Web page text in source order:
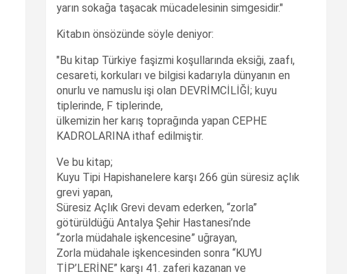
yarın sokağa taşacak mücadelesinin simgesidir."
Kitabın önsözünde söyle deniyor:
"Bu kitap Türkiye faşizmi koşullarında eksiği, zaafı,
cesareti, korkuları ve bilgisi kadarıyla dünyanın en
onurlu ve namuslu işi olan DEVRİMCİLİĞİ; kuyu
tiplerinde, F tiplerinde,
ülkemizin her karış toprağında yapan CEPHE
KADROLARINA ithaf edilmiştir.
Ve bu kitap;
Kuyu Tipi Hapishanelere karşı 266 gün süresiz açlık
grevi yapan,
Süresiz Açlık Grevi devam ederken, “zorla”
götürüldüğü Antalya Şehir Hastanesi’nde
“zorla müdahale işkencesine” uğrayan,
Zorla müdahale işkencesinden sonra “KUYU
TİP’LERİNE” karşı 41. zaferi kazanan ve